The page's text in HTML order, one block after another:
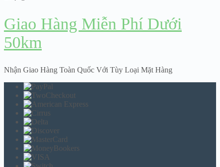
Giao Hàng Miễn Phí Dưới
50km
Nhận Giao Hàng Toàn Quốc Với Tùy Loại Mặt Hàng